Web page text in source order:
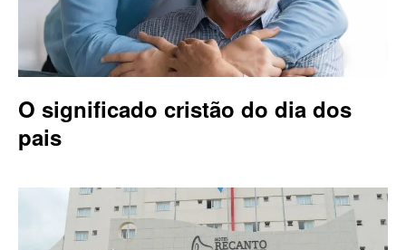
O significado cristão do dia dos
pais